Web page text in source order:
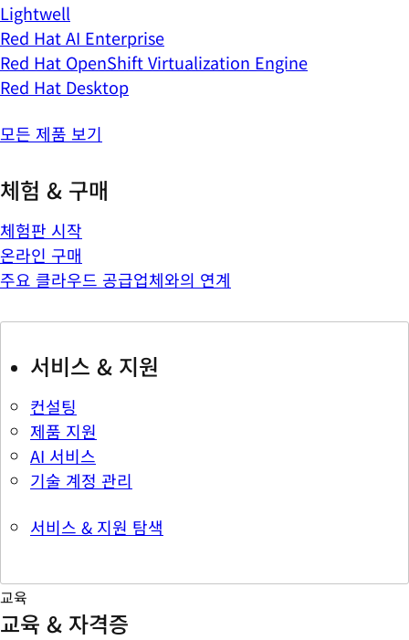
Lightwell
Red Hat AI Enterprise
Red Hat OpenShift Virtualization Engine
Red Hat Desktop
모든 제품 보기
체험 & 구매
체험판 시작
온라인 구매
주요 클라우드 공급업체와의 연계
서비스 & 지원
컨설팅
제품 지원
AI 서비스
기술 계정 관리
서비스 & 지원 탐색
교육
교육 & 자격증